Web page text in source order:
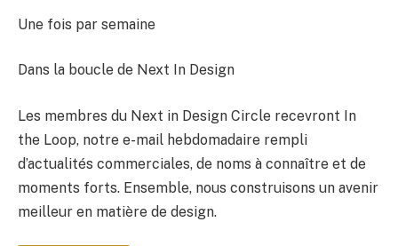
Une fois par semaine
Dans la boucle de Next In Design
Les membres du Next in Design Circle recevront In
the Loop, notre e-mail hebdomadaire rempli
d’actualités commerciales, de noms à connaître et de
moments forts. Ensemble, nous construisons un avenir
meilleur en matière de design.